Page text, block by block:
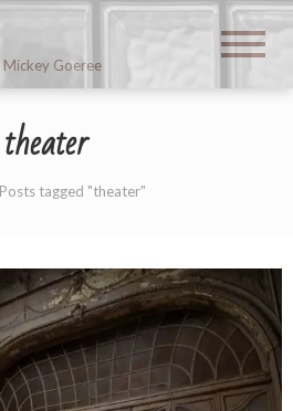
Goeree
theater
Posts tagged "theater"